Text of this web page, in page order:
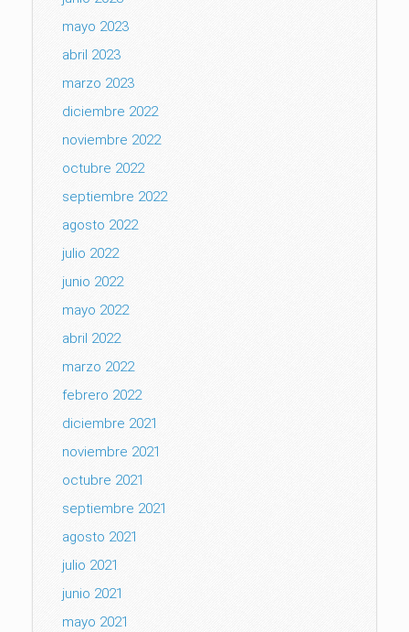
mayo 2023
abril 2023
marzo 2023
diciembre 2022
noviembre 2022
octubre 2022
septiembre 2022
agosto 2022
julio 2022
junio 2022
mayo 2022
abril 2022
marzo 2022
febrero 2022
diciembre 2021
noviembre 2021
octubre 2021
septiembre 2021
agosto 2021
julio 2021
junio 2021
mayo 2021